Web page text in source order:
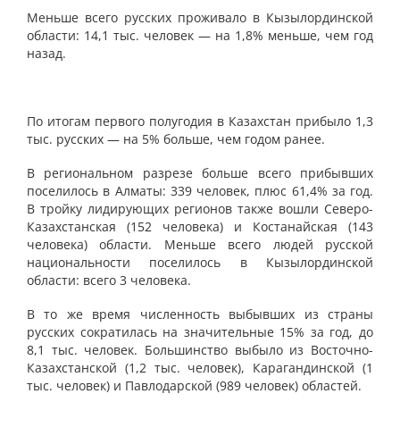
Меньше всего русских проживало в Кызылординской
области: 14,1 тыс. человек — на 1,8% меньше, чем год
назад.
По итогам первого полугодия в Казахстан прибыло 1,3
тыс. русских — на 5% больше, чем годом ранее.
В региональном разрезе больше всего прибывших
поселилось в Алматы: 339 человек, плюс 61,4% за год.
В тройку лидирующих регионов также вошли Северо-
Казахстанская (152 человека) и Костанайская (143
человека) области. Меньше всего людей русской
национальности поселилось в Кызылординской
области: всего 3 человека.
В то же время численность выбывших из страны
русских сократилась на значительные 15% за год, до
8,1 тыс. человек. Большинство выбыло из Восточно-
Казахстанской (1,2 тыс. человек), Карагандинской (1
тыс. человек) и Павлодарской (989 человек) областей.